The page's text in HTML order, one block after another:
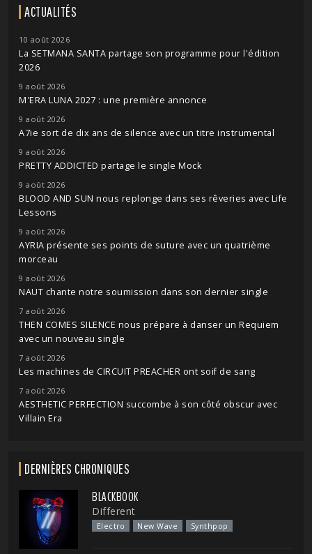
ACTUALITÉS
10 août 2026
La SETMANA SANTA partage son programme pour l'édition
2026
9 août 2026
M'ERA LUNA 2027 : une première annonce
9 août 2026
A7ie sort de dix ans de silence avec un titre instrumental
9 août 2026
PRETTY ADDICTED partage le single Mock
9 août 2026
BLOOD AND SUN nous replonge dans ses rêveries avec Life
Lessons
9 août 2026
AYRIA présente ses points de suture avec un quatrième
morceau
9 août 2026
NAUT chante notre soumission dans son dernier single
7 août 2026
THEN COMES SILENCE nous prépare à danser un Requiem
avec un nouveau single
7 août 2026
Les machines de CIRCUIT PREACHER ont soif de sang
7 août 2026
AESTHETIC PERFECTION succombe à son côté obscur avec
Villain Era
DERNIÈRES CHRONIQUES
BLACKBOOK
Different
Electro New Wave Synthpop